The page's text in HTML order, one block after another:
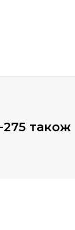
275 також